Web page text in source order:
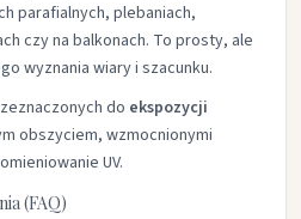
parafialnych, plebaniach,
czy na balkonach. To prosty, ale
wyznania wiary i szacunku.
do ekspozycji
obszyciem, wzmocnionymi
UV.
(FAQ)